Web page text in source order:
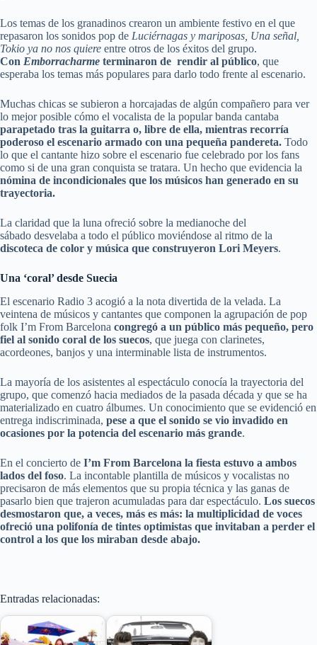
Los temas de los granadinos crearon un ambiente festivo en el que
repasaron los sonidos pop de Luciérnagas y mariposas, Una señal,
Tokio ya no nos quiere entre otros de los éxitos del grupo.
Con Emborracharme terminaron de rendir al público, que
esperaba los temas más populares para darlo todo frente al escenario.
Muchas chicas se subieron a horcajadas de algún compañero para ver
lo mejor posible cómo el vocalista de la popular banda cantaba
parapetado tras la guitarra o, libre de ella, mientras recorría
poderoso el escenario armado con una pequeña pandereta. Todo
lo que el cantante hizo sobre el escenario fue celebrado por los fans
como si de una gran conquista se tratara. Un hecho que evidencia la
nómina de incondicionales que los músicos han generado en su
trayectoria.
La claridad que la luna ofreció sobre la medianoche del
sábado desvelaba a todo el público moviéndose al ritmo de la
discoteca de color y música que construyeron Lori Meyers.
Una ‘coral’ desde Suecia
El escenario Radio 3 acogió a la nota divertida de la velada. La
veintena de músicos y cantantes que componen la agrupación de pop
folk I’m From Barcelona congregó a un público más pequeño, pero
fiel al sonido coral de los suecos, que juega con clarinetes,
acordeones, banjos y una interminable lista de instrumentos.
La mayoría de los asistentes al espectáculo conocía la trayectoria del
grupo, que comenzó hacia mediados de la pasada década y que se ha
materializado en cuatro álbumes. Un conocimiento que se evidenció en
entrega indiscriminada, pese a que el sonido se vio invadido en
ocasiones por la potencia del escenario más grande.
En el concierto de I’m From Barcelona la fiesta estuvo a ambos
lados del foso. La incontable plantilla de músicos y vocalistas no
precisaron de más elementos que su propia técnica y las ganas de
pasarlo bien que trajeron acumuladas para dar espectáculo. Los suecos
desmostaron que, a veces, más es más: la multiplicidad de voces
ofreció una polifonía de tintes optimistas que invitaban a perder el
control a los que los miraban desde abajo.
Entradas relacionadas: